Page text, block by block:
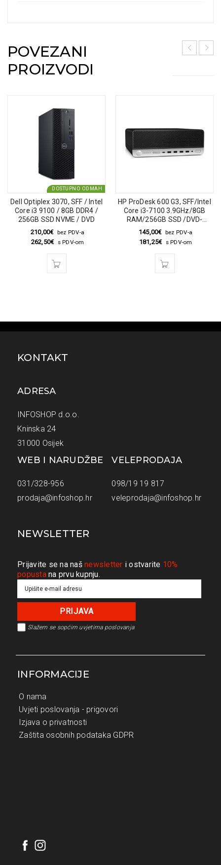
POVEZANI
PROIZVODI
DOSTUPNO ODMAH
Dell Optiplex 3070, SFF / Intel
Core i3 9100 / 8GB DDR4 /
256GB SSD NVME / DVD
210,00€ bez PDV-a
262,50€ s PDV-om
HP ProDesk 600 G3, SFF/Intel
Core i3-7100 3.9GHz/8GB
RAM/256GB SSD /DVD-
RW/Win 10 Pro
145,00€ bez PDV-a
181,25€ s PDV-om
KONTAKT
ADRESA
INFOSHOP d.o.o.
Kninska 24
31000 Osijek
WEB I NARUDŽBE
031/328-956
prodaja@infoshop.hr
VELEPRODAJA
098/19 19 817
veleprodaja@infoshop.hr
NEWSLETTER
Prijavite se na naš newsletter i ostvarite 10%
popustana prvu kupnju.
Slažem se sopćim uvjetima poslovanja
INFORMACIJE
O nama
Uvjeti poslovanja - prigovori
Izjava o privatnosti
Zaštita osobnih podataka GDPR